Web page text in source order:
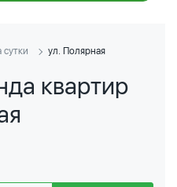
сутки ул. Полярная
квартир